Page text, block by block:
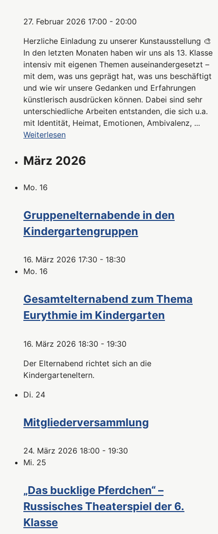
27. Februar 2026 17:00 - 20:00
Herzliche Einladung zu unserer Kunstausstellung 🎨
In den letzten Monaten haben wir uns als 13. Klasse
intensiv mit eigenen Themen auseinandergesetzt –
mit dem, was uns geprägt hat, was uns beschäftigt
und wie wir unsere Gedanken und Erfahrungen
künstlerisch ausdrücken können. Dabei sind sehr
unterschiedliche Arbeiten entstanden, die sich u.a.
mit Identität, Heimat, Emotionen, Ambivalenz, ...
Weiterlesen
März 2026
Mo. 16
Gruppenelternabende in den
Kindergartengruppen
16. März 2026 17:30 - 18:30
Mo. 16
Gesamtelternabend zum Thema
Eurythmie im Kindergarten
16. März 2026 18:30 - 19:30
Der Elternabend richtet sich an die
Kindergarteneltern.
Di. 24
Mitgliederversammlung
24. März 2026 18:00 - 19:30
Mi. 25
„Das bucklige Pferdchen“ –
Russisches Theaterspiel der 6.
Klasse